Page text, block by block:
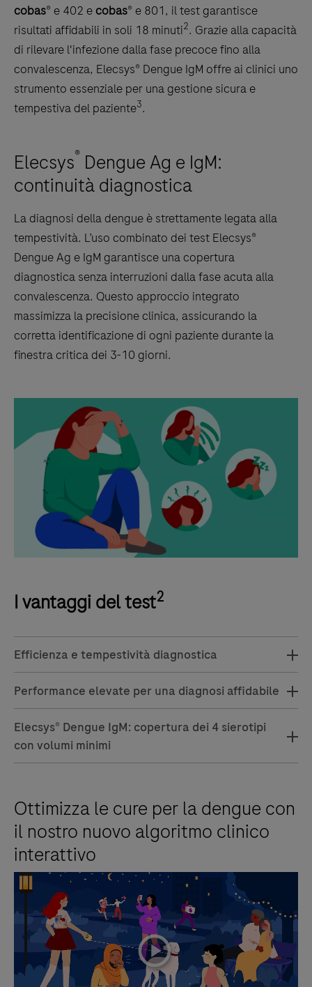
cobas® e 402 e cobas® e 801, il test garantisce
risultati affidabili in soli 18 minuti2. Grazie alla capacità
di rilevare l'infezione dalla fase precoce fino alla
convalescenza, Elecsys® Dengue IgM offre ai clinici uno
strumento essenziale per una gestione sicura e
tempestiva del paziente3.
Elecsys® Dengue Ag e IgM:
continuità diagnostica
La diagnosi della dengue è strettamente legata alla
tempestività. L’uso combinato dei test Elecsys®
Dengue Ag e IgM garantisce una copertura
diagnostica senza interruzioni dalla fase acuta alla
convalescenza. Questo approccio integrato
massimizza la precisione clinica, assicurando la
corretta identificazione di ogni paziente durante la
finestra critica dei 3-10 giorni.
I vantaggi del test2
Efficienza e tempestività diagnostica
Performance elevate per una diagnosi affidabile
Elecsys® Dengue IgM: copertura dei 4 sierotipi
con volumi minimi
Ottimizza le cure per la dengue con
il nostro nuovo algoritmo clinico
interattivo
playicon